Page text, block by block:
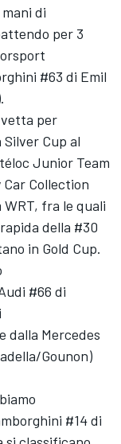
di
per 3
#63 di Emil
vetta per
Cup al
Junior Team
Collection
fra le quali
della #30
in Gold Cup.
#66 di
dalla Mercedes
Gounon)
#14 di